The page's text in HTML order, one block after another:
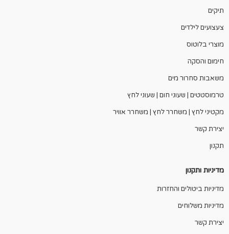
תיקים
צעצועים לילדים
מוצרי בלוטוס
חימום והסקה
משאבות סחרור מים
טרמוסטטים | שעוני חום | שעוני לחץ
מקטיני לחץ | משחרר לחץ | משחרר אוויר
יצירת קשר
תקנון
מדיניות ותקנון
מדיניות ביטולים והחזרות
מדיניות משלוחים
יצירת קשר